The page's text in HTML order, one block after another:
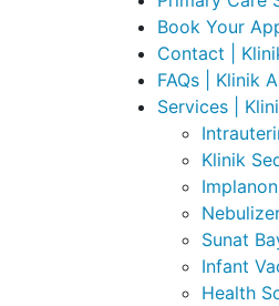
Book Your
Contact |
FAQs | Klinik
Services |
Klinik
Sunat
Infant
Health